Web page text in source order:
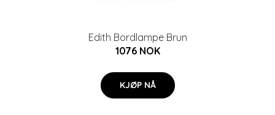
Edith Bordlampe Brun
1076 NOK
KJØP NÅ